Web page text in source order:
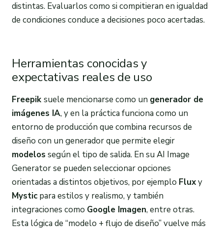
distintas. Evaluarlos como si compitieran en igualdad
de condiciones conduce a decisiones poco acertadas.
Herramientas conocidas y
expectativas reales de uso
Freepik suele mencionarse como un generador de
imágenes IA, y en la práctica funciona como un
entorno de producción que combina recursos de
diseño con un generador que permite elegir
modelos según el tipo de salida. En su AI Image
Generator se pueden seleccionar opciones
orientadas a distintos objetivos, por ejemplo Fluxy
Mystic para estilos y realismo, y también
integraciones como Google Imagen, entre otras.
Esta lógica de “modelo + flujo de diseño” vuelve más